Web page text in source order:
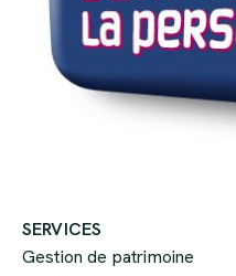
SERVICES
Gestion de patrimoine